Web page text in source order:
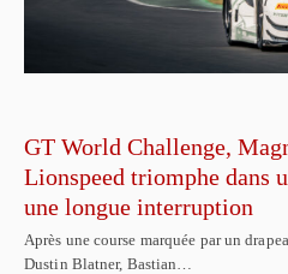
GT World Challenge,
Lionspeed triomphe dans
une longue interruption
Après une course marquée par un
Dustin Blatner, Bastian…